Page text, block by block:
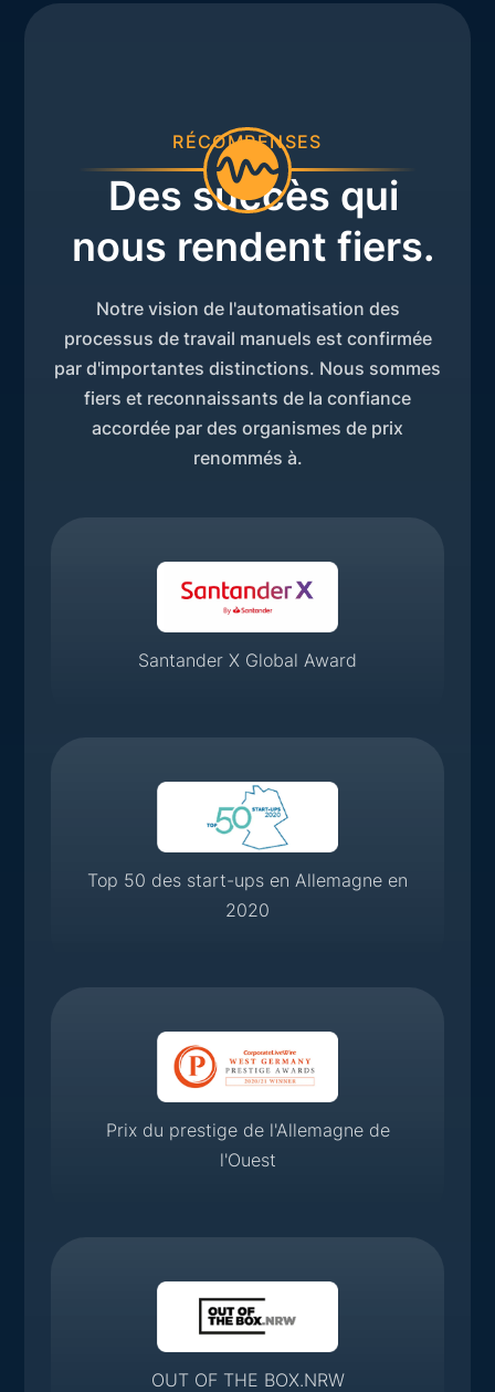
RÉCOMPENSES
Des succès qui
nous rendent fiers.
Notre vision de l'automatisation des
processus de travail manuels est confirmée
par d'importantes distinctions. Nous sommes
fiers et reconnaissants de la confiance
accordée par des organismes de prix
renommés à.
Santander X Global Award
Top 50 des start-ups en Allemagne en
2020
Prix du prestige de l'Allemagne de
l'Ouest
OUT OF THE BOX.NRW